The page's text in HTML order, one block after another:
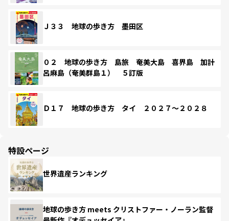
Ｊ３３ 地球の歩き方 墨田区
０２ 地球の歩き方 島旅 奄美大島 喜界島 加計
呂麻島（奄美群島１） ５訂版
Ｄ１７ 地球の歩き方 タイ ２０２７～２０２８
特設ページ
世界遺産ランキング
地球の歩き方 meets クリストファー・ノーラン監督